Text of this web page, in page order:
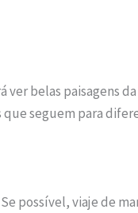
belas paisagens
seguem para
possível, viaje de